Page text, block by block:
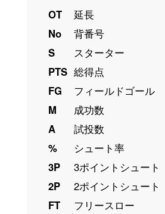
OT
延長
No
背番号
S
スターター
PTS 総得点
FG
フィールドゴール
M
成功数
A
試投数
%
シュート率
3P
3ポイントシュート
2P
2ポイントシュート
FT
フリースロー